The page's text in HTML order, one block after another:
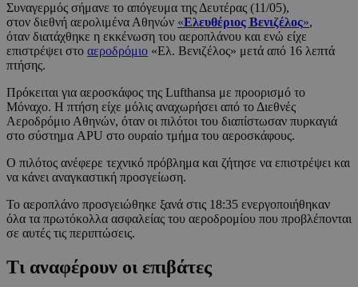
Συναγερμός σήμανε το απόγευμα της Δευτέρας (11/05),
στον διεθνή αερολιμένα Αθηνών «Ελευθέριος Βενιζέλος»,
όταν διατάχθηκε η εκκένωση του αεροπλάνου και ενώ είχε
επιστρέψει στο αεροδρόμιο «Ελ. Βενιζέλος» μετά από 16 λεπτά
πτήσης.
Πρόκειται για αεροσκάφος της Lufthansa με προορισμό το
Μόναχο. Η πτήση είχε μόλις αναχωρήσει από το Διεθνές
Αεροδρόμιο Αθηνών, όταν οι πιλότοι του διαπίστωσαν πυρκαγιά
στο σύστημα APU στο ουραίο τμήμα του αεροσκάφους.
Ο πιλότος ανέφερε τεχνικό πρόβλημα και ζήτησε να επιστρέψει και
να κάνει αναγκαστική προσγείωση.
Το αεροπλάνο προσγειώθηκε ξανά στις 18:35 ενεργοποιήθηκαν
όλα τα πρωτόκολλα ασφαλείας του αεροδρομίου που προβλέπονται
σε αυτές τις περιπτώσεις.
Τι αναφέρουν οι επιβάτες